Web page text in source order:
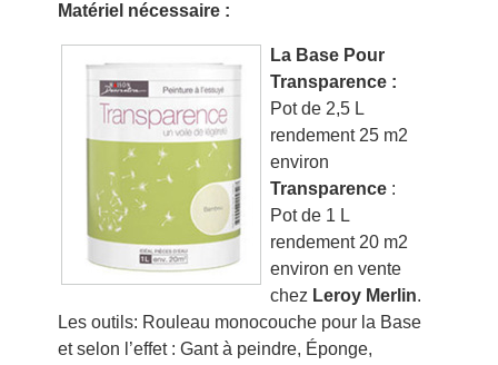
Matériel nécessaire :
La Base Pour
Transparence :
Pot de 2,5 L
rendement 25 m2
environ
Transparence:
Pot de 1 L
rendement 20 m2
environ en vente
chez Leroy Merlin.
Les outils: Rouleau monocouche pour la Base
et selon l’effet : Gant à peindre, Éponge,